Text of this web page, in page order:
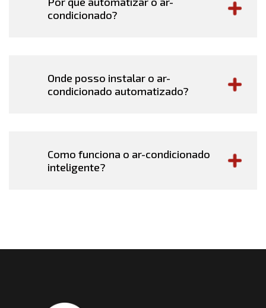
condicionado?
Onde posso instalar o ar-
condicionado automatizado?
Como funciona o ar-condicionado
inteligente?